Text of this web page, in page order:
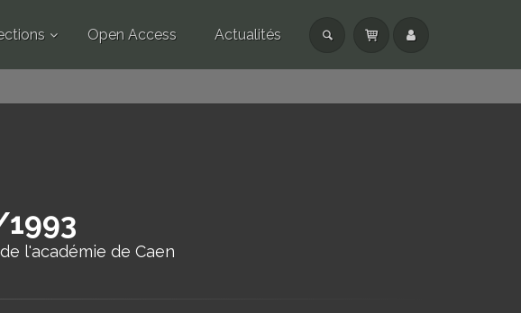
Open Access Actualités
l'académie de Caen